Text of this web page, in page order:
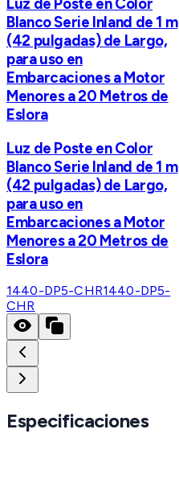
Blanco Serie Inland de 1 m
(42 pulgadas) de Largo,
para uso en
Embarcaciones a Motor
Menores a 20 Metros de
Eslora
Luz de Poste en Color
Blanco Serie Inland de 1 m
(42 pulgadas) de Largo,
para uso en
Embarcaciones a Motor
Menores a 20 Metros de
Eslora
1440-DP5-CHR1440-DP5-
CHR
Especificaciones